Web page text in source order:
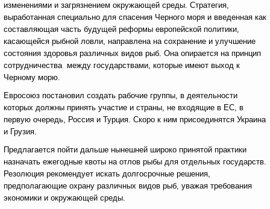
изменениями и загрязнением окружающей среды. Стратегия,
выработанная специально для спасения Черного моря и введенная как
составляющая часть будущей реформы европейской политики,
касающейся рыбной ловли, направлена на сохранение и улучшение
состояния здоровья различных видов рыб. Она опирается на принцип
сотрудничества между государствами, которые имеют выход к
Черному морю.
Евросоюз постановил создать рабочие группы, в деятельности
которых должны принять участие и страны, не входящие в ЕС, в
первую очередь, Россия и Турция. Скоро к ним присоединятся Украина
и Грузия.
Предлагается пойти дальше нынешней широко принятой практики
назначать ежегодные квоты на отлов рыбы для отдельных государств.
Резолюция рекомендует искать долгосрочные решения,
предполагающие охрану различных видов рыб, уважая требования
экономики и окружающей среды.